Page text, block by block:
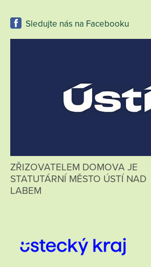
Sledujte nás na Facebooku
ZŘIZOVATELEM DOMOVA JE
STATUTÁRNÍ MĚSTO ÚSTÍ NAD
LABEM